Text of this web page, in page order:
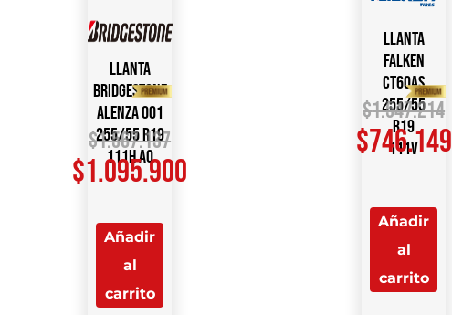
Llanta
Bridgestone
Alenza 001
255/55 R19
111H AO
$1.567.137
$1.095.900
Añadir
al
carrito
Llanta
FALKEN
CT60AS
255/55
R19
111V
$1.547.214
$746.149
Añadir
al
carrito